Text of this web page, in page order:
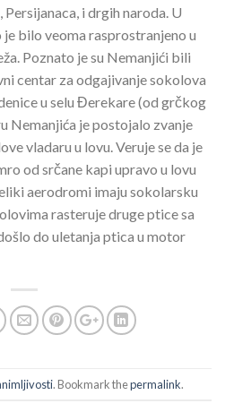
Persijanaca, i drgih naroda. U
bilo veoma rasprostranjeno u
Poznato je su Nemanjići bili
centar za odgajivanje sokolova
u selu Đerekare (od grčkog
Nemanjića je postojalo zvanje
vladaru u lovu. Veruje se da je
od srčane kapi upravo u lovu
aerodromi imaju sokolarsku
rasteruje druge ptice sa
do uletanja ptica u motor
. Bookmark thepermalink.